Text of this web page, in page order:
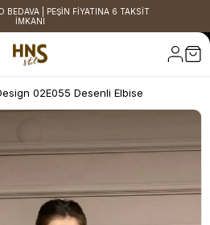
BEDAVA | PEŞİN FİYATINA 6 TAKSİT
İMKANI
02E055 Desenli Elbise